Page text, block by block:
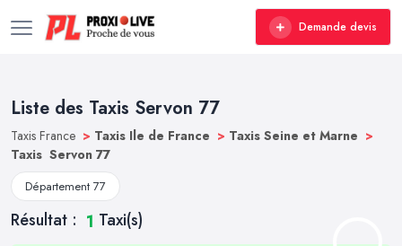
Demande devis
Liste des Taxis Servon 77
Taxis France > Taxis Ile de France > Taxis Seine et Marne >
Taxis Servon 77
Département 77
Résultat : 1 Taxi(s)